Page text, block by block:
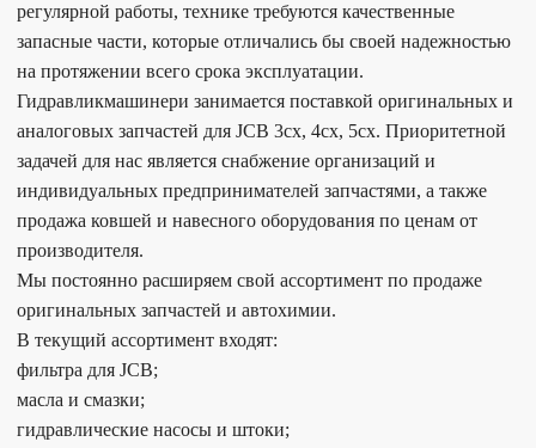
регулярной работы, технике требуются качественные
запасные части, которые отличались бы своей надежностью
на протяжении всего срока эксплуатации.
Гидравликмашинери занимается поставкой оригинальных и
аналоговых запчастей для JCB 3cx, 4cx, 5cx. Приоритетной
задачей для нас является снабжение организаций и
индивидуальных предпринимателей запчастями, а также
продажа ковшей и навесного оборудования по ценам от
производителя.
Мы постоянно расширяем свой ассортимент по продаже
оригинальных запчастей и автохимии.
В текущий ассортимент входят:
фильтра для JCB;
масла и смазки;
гидравлические насосы и штоки;